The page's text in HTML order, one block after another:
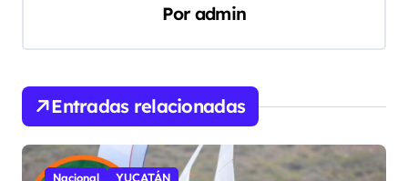
c
n
d
Por admin
Entradas relacionadas
Nacional YUCATÁN